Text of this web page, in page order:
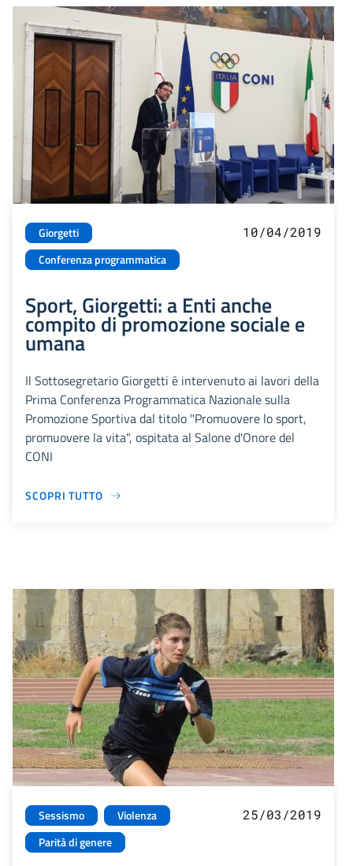
Giorgetti
Conferenza programmatica
10/04/2019
Sport, Giorgetti: a Enti anche
compito di promozione sociale e
umana
Il Sottosegretario Giorgetti è intervenuto ai lavori della
Prima Conferenza Programmatica Nazionale sulla
Promozione Sportiva dal titolo "Promuovere lo sport,
promuovere la vita", ospitata al Salone d'Onore del
CONI
SCOPRI TUTTO
Sessismo
Violenza
Parità di genere
25/03/2019